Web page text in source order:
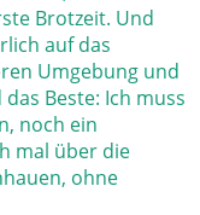
Brotzeit. Und
auf das
Umgebung und
Beste: Ich muss
noch ein
mal über die
ohne